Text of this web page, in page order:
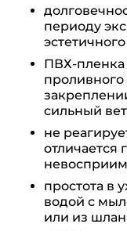
периоду
ПВХ-
сильный
не
отличается
простота в
водой с
или из